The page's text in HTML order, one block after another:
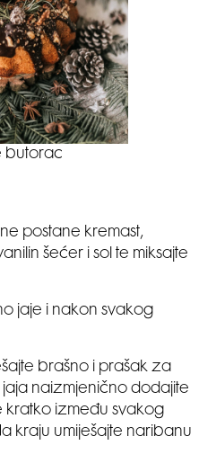
butorac
postane kremast,
šećer i sol te miksajte
jaje i nakon svakog
brašno i prašak za
jaja naizmjenično dodajite
kratko između svakog
kraju umiješajte naribanu